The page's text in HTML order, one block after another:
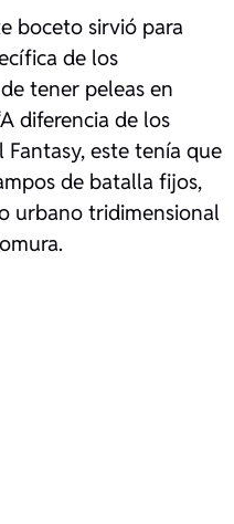
boceto sirvió para
de los
tener peleas en
diferencia de los
este tenía que
de batalla fijos,
urbano tridimensional